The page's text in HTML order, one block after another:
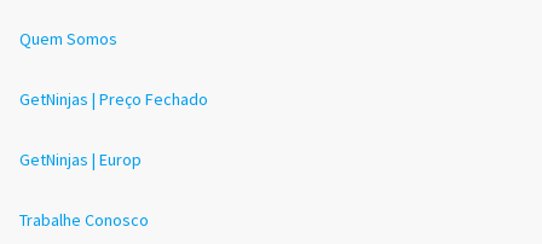
Quem Somos
GetNinjas | Preço Fechado
GetNinjas | Europ
Trabalhe Conosco